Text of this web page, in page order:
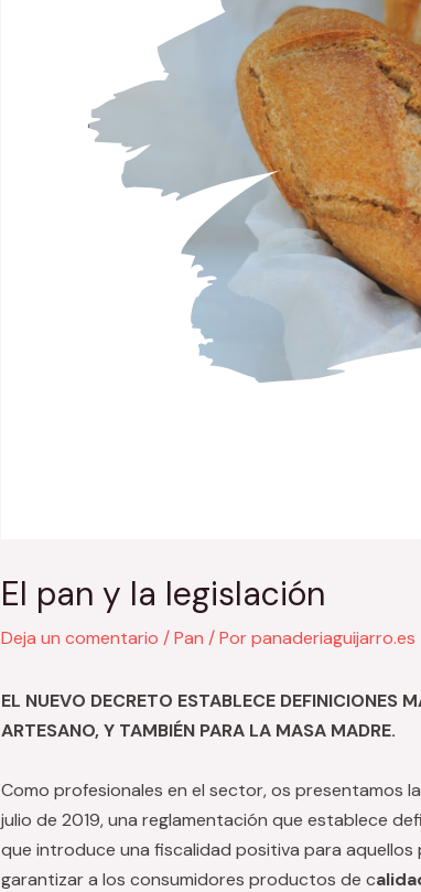
El pan y la legislación
Deja un comentario /Pan / Porpanaderiaguijarro.es
EL NUEVO DECRETO ESTABLECE DEFINICIONES
ARTESANO, Y TAMBIÉN PARA LA MASA MADRE.
Como profesionales en el sector, os presentamos
julio de 2019, una reglamentación que establece
que introduce una fiscalidad positiva para aquellos
garantizar a los consumidores productos de c